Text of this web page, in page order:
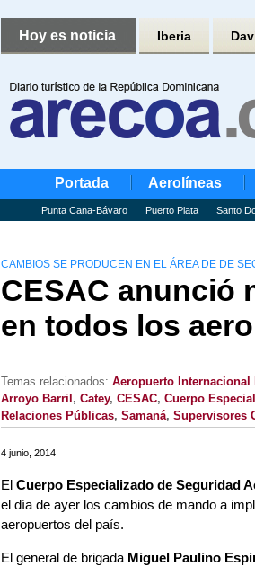
Hoy es noticia Iberia
Portada Aerolíneas
Punta Cana-Bávaro Puerto Plata Santo
CAMBIOS SE PRODUCEN EN EL ÁREA DE DE
CESAC anunció
en todos los
Temas relacionados: Aeropuerto Internacional
Arroyo Barril , Catey, CESAC, Cuerpo
Relaciones Públicas, Samaná, Supervisores
4 junio, 2014
El Cuerpo Especializado de Seguridad
el día de ayer los cambios de mando a
aeropuertos del país.
El general de brigada Miguel Paulino